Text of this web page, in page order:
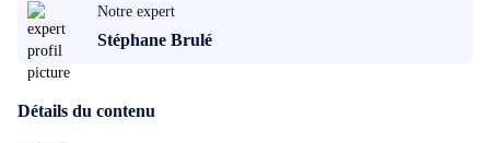
Notre expert
Stéphane Brulé
Détails du contenu